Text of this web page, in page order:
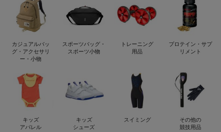
カジュアルバッ
グ・アクセサリ
ー・小物
スポーツバッグ・
スポーツ小物
トレーニング
用品
プロテイン・サプ
リメント
キッズ
アパレル
キッズ
シューズ
スイミング
その他の
競技用品